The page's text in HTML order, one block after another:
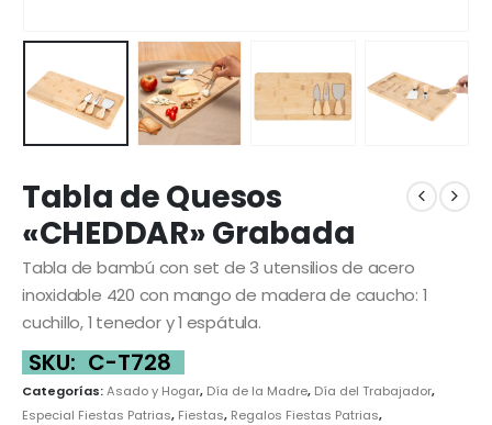
Tabla de Quesos
«CHEDDAR» Grabada
Tabla de bambú con set de 3 utensilios de acero
inoxidable 420 con mango de madera de caucho: 1
cuchillo, 1 tenedor y 1 espátula.
SKU: C-T728
Categorías:Asado y Hogar, Día de la Madre, Día del Trabajador,
Especial Fiestas Patrias, Fiestas, Regalos Fiestas Patrias,